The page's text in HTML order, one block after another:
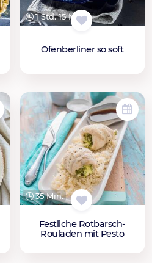
1 Std. 15 Min.
Ofenberliner so soft
35 Min.
Festliche Rotbarsch-
Rouladen mit Pesto